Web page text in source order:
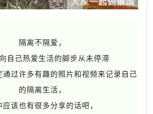
隔离不隔爱，
自己热爱生活的脚步从未停滞
通过许多有趣的照片和视频来记录自己
的隔离生活，
应该也有很多分享的话吧，